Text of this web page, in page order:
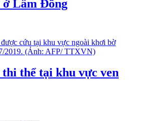
ở Lâm Đồng
thể tại khu vực ven